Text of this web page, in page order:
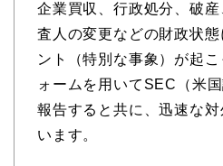
企業買収、行政処分、破
査人の変更などの財政状
ント（特別な事象）が起
ォームを用いてSEC（米
報告すると共に、迅速な
います。